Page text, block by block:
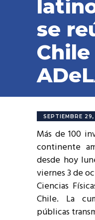
se
Chile
SEPTIEMBRE
Más de 100
continente
desde hoy
viernes 3 de
Ciencias
Chile. La
públicas